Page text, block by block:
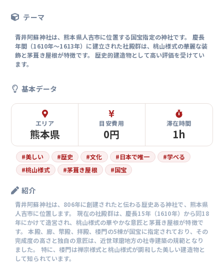
テーマ
青井阿蘇神社は、熊本県人吉市に位置する国宝指定の神社です。 慶長
年間（1610年～1613年）に建立された社殿群は、桃山様式の華麗な装
飾と茅葺き屋根が特徴です。 歴史的建造物として高い評価を受けてい
ます。
基本データ
エリア
熊本県
目安費用
0円
滞在時間
1h
#美しい #歴史 #文化 #日本で唯一 #学べる
#桃山様式 #茅葺き屋根 #国宝
紹介
青井阿蘇神社は、806年に創建されたと伝わる歴史ある神社で、熊本県
人吉市に位置します。 現在の社殿群は、慶長15年（1610年）から同18
年にかけて造営され、桃山様式の華やかな意匠と茅葺き屋根が特徴で
す。 本殿、廊、幣殿、拝殿、楼門の5棟が国宝に指定されており、その
完成度の高さと独自の意匠は、近世球磨地方の社寺建築の規範となり
ました。 特に、楼門は禅宗様式と桃山様式が調和した美しい建造物と
して知られています。